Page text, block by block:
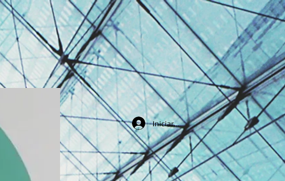
Iniciar sesión